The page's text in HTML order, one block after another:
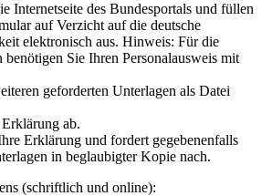
Internetseite des Bundesportals und füllen
auf Verzicht auf die deutsche
elektronisch aus. Hinweis: Für die
Sie Ihren Personalausweis mit
geforderten Unterlagen als Datei
ab.
Erklärung und fordert gegebenenfalls
in beglaubigter Kopie nach.
(schriftlich und online):